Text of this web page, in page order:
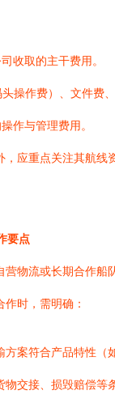
司收取的主干费用。
头操作费）、文件费
作与管理费用。
，应重点关注其航线
要点
营物流或长期合作船
时，需明确：
方案符合产品特性（
物交接、损毁赔偿等